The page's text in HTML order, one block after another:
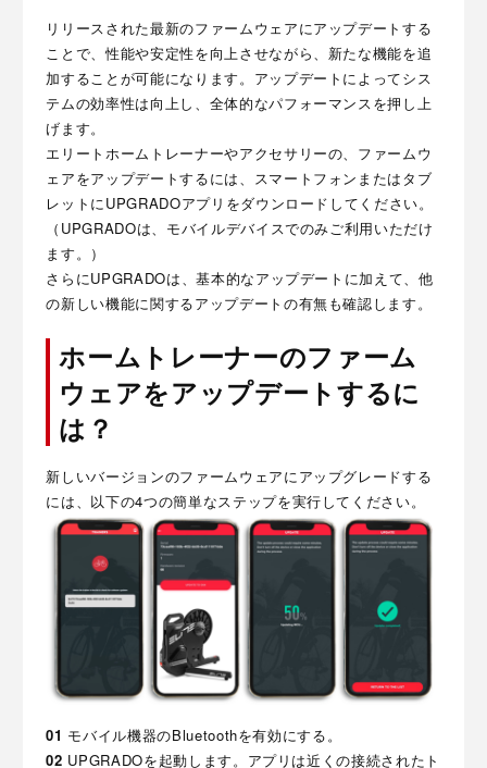
リリースされた最新のファームウェアにアップデートする
ことで、性能や安定性を向上させながら、新たな機能を追
加することが可能になります。アップデートによってシス
テムの効率性は向上し、全体的なパフォーマンスを押し上
げます。
エリートホームトレーナーやアクセサリーの、ファームウ
ェアをアップデートするには、スマートフォンまたはタブ
レットにUPGRADOアプリをダウンロードしてください。
（UPGRADOは、モバイルデバイスでのみご利用いただけ
ます。）
さらにUPGRADOは、基本的なアップデートに加えて、他
の新しい機能に関するアップデートの有無も確認します。
ホーム トレーナーのファーム
ウェアをアップデートするに
は？
新しいバージョンのファームウェアにアップグレードする
には、以下の4つの簡単なステップを実行してください。
01 モバイル機器のBluetoothを有効にする。
02 UPGRADOを起動します。アプリは近くの接続されたト